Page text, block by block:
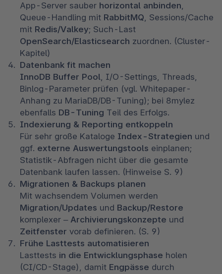
App-Server sauber horizontal anbinden,
Queue-Handling mit RabbitMQ, Sessions/Cache
mit Redis/Valkey
OpenSearch/Elasticsearch zuordnen. (Cluster-
Kapitel)
Datenbank fit machen
InnoDB Buffer Pool, I/O-Settings, Threads,
Binlog-Parameter prüfen (vgl. Whitepaper-
Anhang zu MariaDB/DB-Tuning); bei 8mylez
ebenfalls DB-Tuning Teil des Erfolgs.
Indexierung & Reporting entkoppeln
Für sehr große Kataloge Index-Strategien und
ggf. externe Auswertungstools einplanen;
Statistik-Abfragen nicht über die gesamte
Datenbank laufen lassen. (Hinweise S. 9)
Migrationen & Backups planen
Migration/Updates und Backup/Restore
komplexer – Archivierungskonzepte
Zeitfenster vorab definieren. (S. 9)
Frühe Lasttests automatisieren
Lasttests in die Entwicklungsphase holen
(CI/CD-Stage), damit Engpässe durch